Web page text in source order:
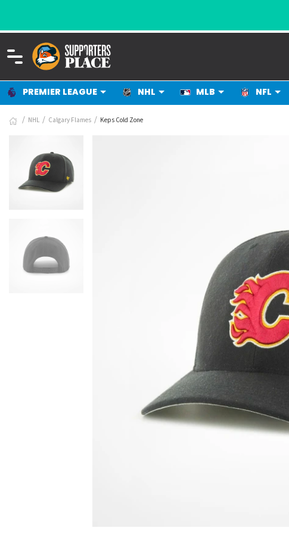
PREMIER LEAGUE NHL MLB NFL
NHL Calgary Flames Keps Cold Zone